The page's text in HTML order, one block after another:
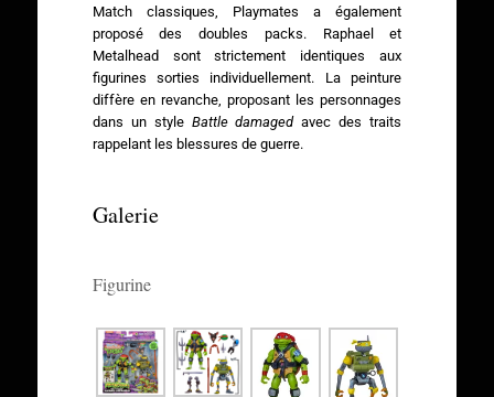
Match classiques, Playmates a également
proposé des doubles packs. Raphael et
Metalhead sont strictement identiques aux
figurines sorties individuellement. La peinture
diffère en revanche, proposant les personnages
dans un style Battle damagedavec des traits
rappelant les blessures de guerre.
Galerie
Figurine